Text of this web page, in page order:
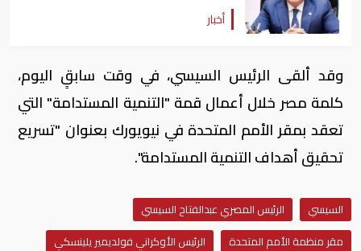
أخبار
وقد ألقى الرئيس السيسي، في وقت سابقٍ اليوم،
كلمة مصر خلال أعمال قمة "التنمية المستدامة" التي
تعقد بمقر الأمم المتحدة في نيويورك بعنوان "تسريع
تحقيق أهداف التنمية المستدامة".
السيسي
الرئيس المصري عبدالفتاح السيسي
مقر منظمة الأمم المتحدة
الرئيس الأوكراني فولديمير يلينسكي